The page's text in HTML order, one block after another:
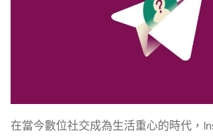
在當今數位社交成為生活重心的時代，